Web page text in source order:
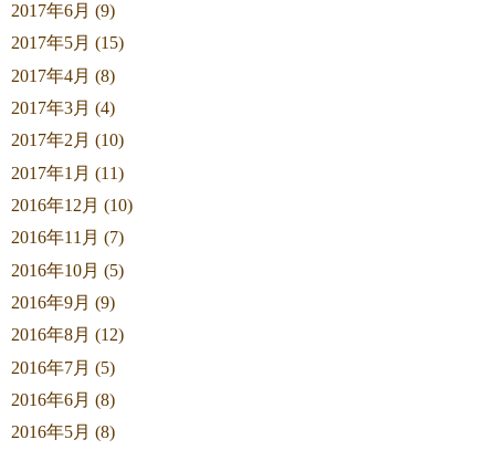
2017年6月 (9)
2017年5月 (15)
2017年4月 (8)
2017年3月 (4)
2017年2月 (10)
2017年1月 (11)
2016年12月 (10)
2016年11月 (7)
2016年10月 (5)
2016年9月 (9)
2016年8月 (12)
2016年7月 (5)
2016年6月 (8)
2016年5月 (8)